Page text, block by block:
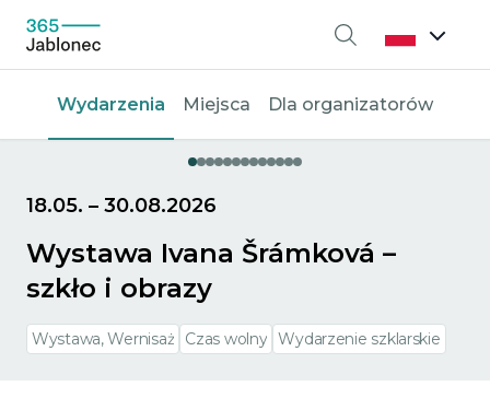
Wyszukiwanie
Wydarzenia Miejsca Dla organizatorów
18.05. – 30.08.2026
Wystawa Ivana Šrámková –
szkło i obrazy
Wystawa, Wernisaż Czas wolny Wydarzenie szklarskie